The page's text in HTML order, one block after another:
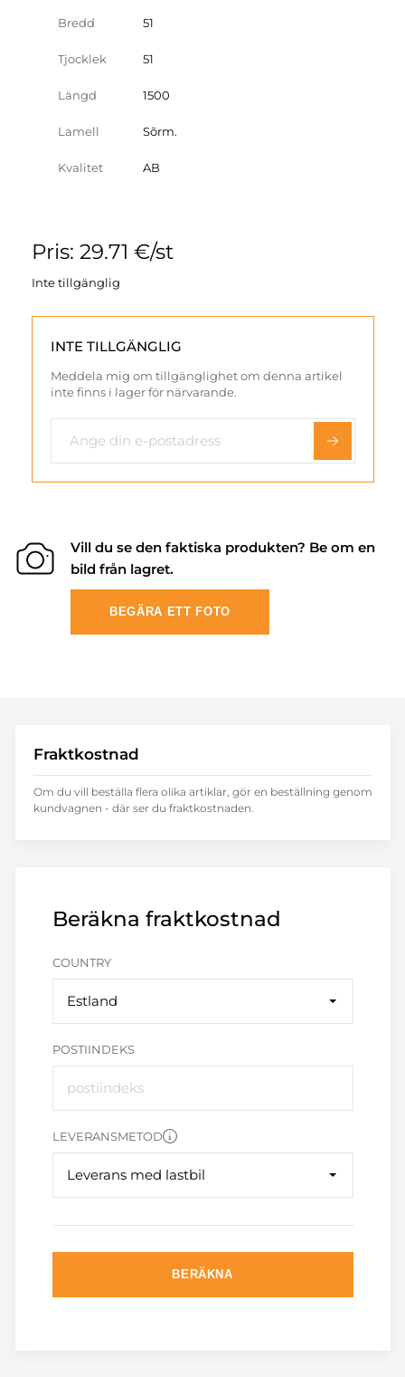
Bredd 51
Tjocklek 51
Längd 1500
Lamell Sõrm.
Kvalitet AB
Pris: 29.71 €/st
Inte tillgänglig
INTE TILLGÄNGLIG
Meddela mig om tillgänglighet om denna artikel
inte finns i lager för närvarande.
Vill du se den faktiska produkten? Be om en
bild från lagret.
BEGÄRA ETT FOTO
Beräkna fraktkostnad
COUNTRY
Estland
POSTIINDEKS
LEVERANSMETOD
Leverans med lastbil
BERÄKNA
Fraktkostnad
Om du vill beställa flera olika artiklar, gör en beställning genom
kundvagnen - där ser du fraktkostnaden.